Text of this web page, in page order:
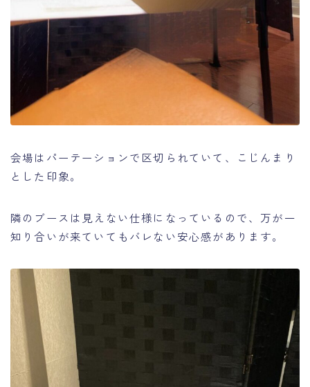
会場はパーテーションで区切られていて、こじんまり
とした印象。
隣のブースは見えない仕様になっているので、万が一
知り合いが来ていてもバレない安心感があります。